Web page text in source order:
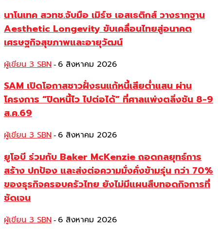
นาโนเทค สวทช.จับมือ เมิร์ซ เอสเธติกส์ วางรากฐาน
Aesthetic Longevity ขับเคลื่อนไทยสู่อนาคต
เศรษฐกิจสุขภาพและอายุวัฒน์
ผู้เขียน 3 SBN - 6 สิงหาคม 2026
SAM เปิดโอกาสชาวฝั่งธนแก้หนี้เสียต่ำแสน ผ่าน
โครงการ “ปิดหนี้ไว ไปต่อได้” ที่ศาลแพ่งตลิ่งชัน 8-9
ส.ค.69
ผู้เขียน 3 SBN - 6 สิงหาคม 2026
ยูโอบี ร่วมกับ Baker McKenzie ถอดกลยุทธ์การ
สร้าง ปกป้อง และส่งต่อความมั่งคั่งข้ามรุ่น กว่า 70%
ของธุรกิจครอบครัวไทย ยังไม่มีแผนสืบทอดกิจการที่
ชัดเจน
ผู้เขียน 3 SBN - 6 สิงหาคม 2026